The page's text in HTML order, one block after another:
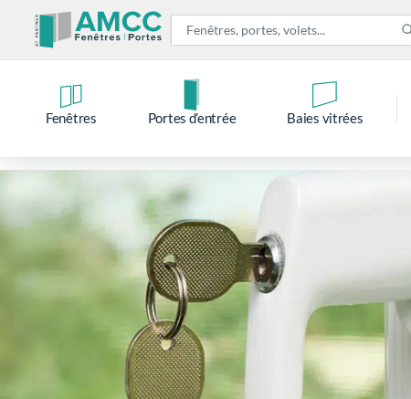
Fenêtres Portes d’entrée Baies vitrées